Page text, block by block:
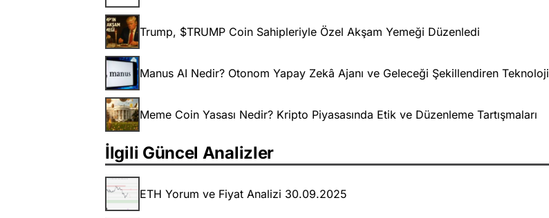
Trump, $TRUMP Coin Sahipleriyle Özel Akşam Yemeği Düzenledi
Manus AI Nedir? Otonom Yapay Zekâ Ajanı ve Geleceği Şekillendiren Teknoloji
Meme Coin Yasası Nedir? Kripto Piyasasında Etik ve Düzenleme Tartışmaları
İlgili Güncel Analizler
ETH Yorum ve Fiyat Analizi 30.09.2025